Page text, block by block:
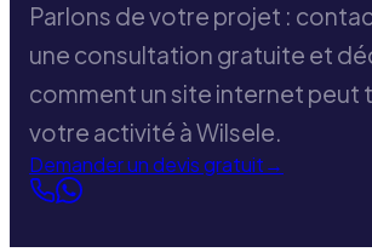
Parlons de votre projet :
une consultation gratuite et
comment un site internet peut
votre activité à Wilsele.
Demander un devis gratuit→